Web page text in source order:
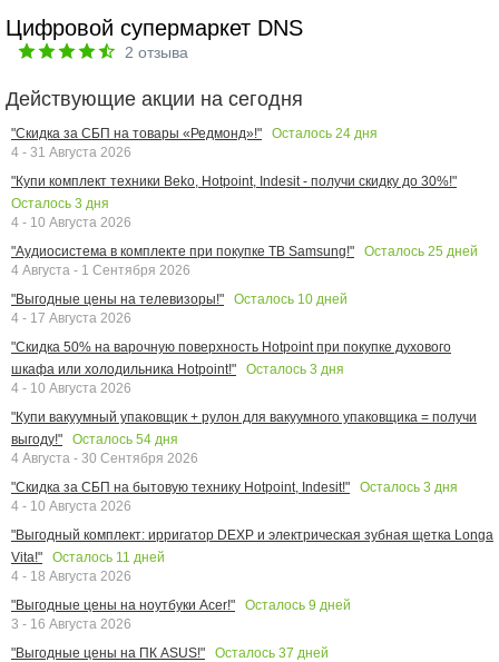
Цифровой супермаркет DNS
2 отзыва
Действующие акции на сегодня
"Скидка за СБП на товары «Редмонд»!" Осталось 24 дня
4 - 31 Августа 2026
"Купи комплект техники Beko, Hotpoint, Indesit - получи скидку до 30%!"
Осталось 3 дня
4 - 10 Августа 2026
"Аудиосистема в комплекте при покупке ТВ Samsung!"
Осталось 25 дней
4 Августа - 1 Сентября 2026
"Выгодные цены на телевизоры!"
Осталось 10 дней
4 - 17 Августа 2026
"Скидка 50% на варочную поверхность Hotpoint при покупке духового
шкафа или холодильника Hotpoint!"
Осталось 3 дня
4 - 10 Августа 2026
"Купи вакуумный упаковщик + рулон для вакуумного упаковщика = получи
выгоду!"
Осталось 54 дня
4 Августа - 30 Сентября 2026
"Скидка за СБП на бытовую технику Hotpoint, Indesit!"
Осталось 3 дня
4 - 10 Августа 2026
"Выгодный комплект: ирригатор DEXP и электрическая зубная щетка Longa
Vita!"
Осталось 11 дней
4 - 18 Августа 2026
"Выгодные цены на ноутбуки Acer!"
Осталось 9 дней
3 - 16 Августа 2026
"Выгодные цены на ПК ASUS!"
Осталось 37 дней